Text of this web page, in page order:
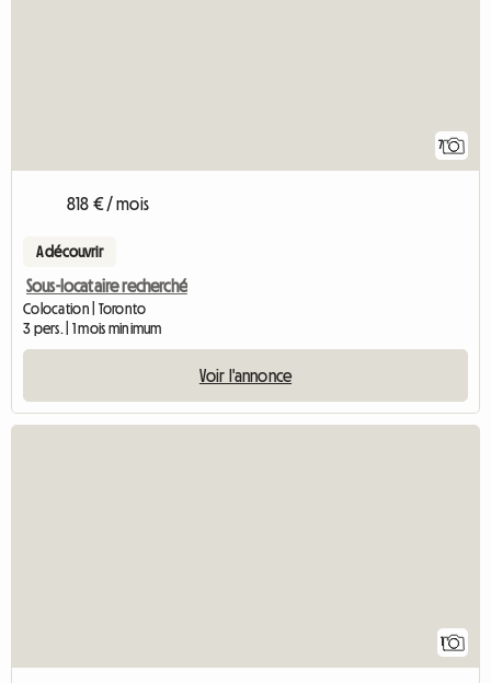
7
818 € / mois
A découvrir
Sous-locataire recherché
Colocation | Toronto
3 pers. | 1 mois minimum
Voir l'annonce
1